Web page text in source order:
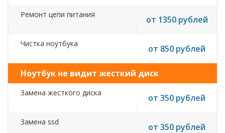
Ремонт цепи питания от 1350 рублей
Чистка ноутбука от 850 рублей
Ноутбук не видит жесткий диск
Замена жесткого диска от 350 рублей
Замена ssd от 350 рублей